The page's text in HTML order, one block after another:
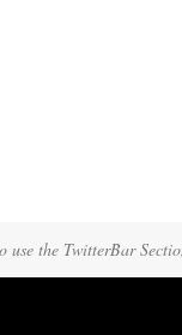
use the TwitterBar